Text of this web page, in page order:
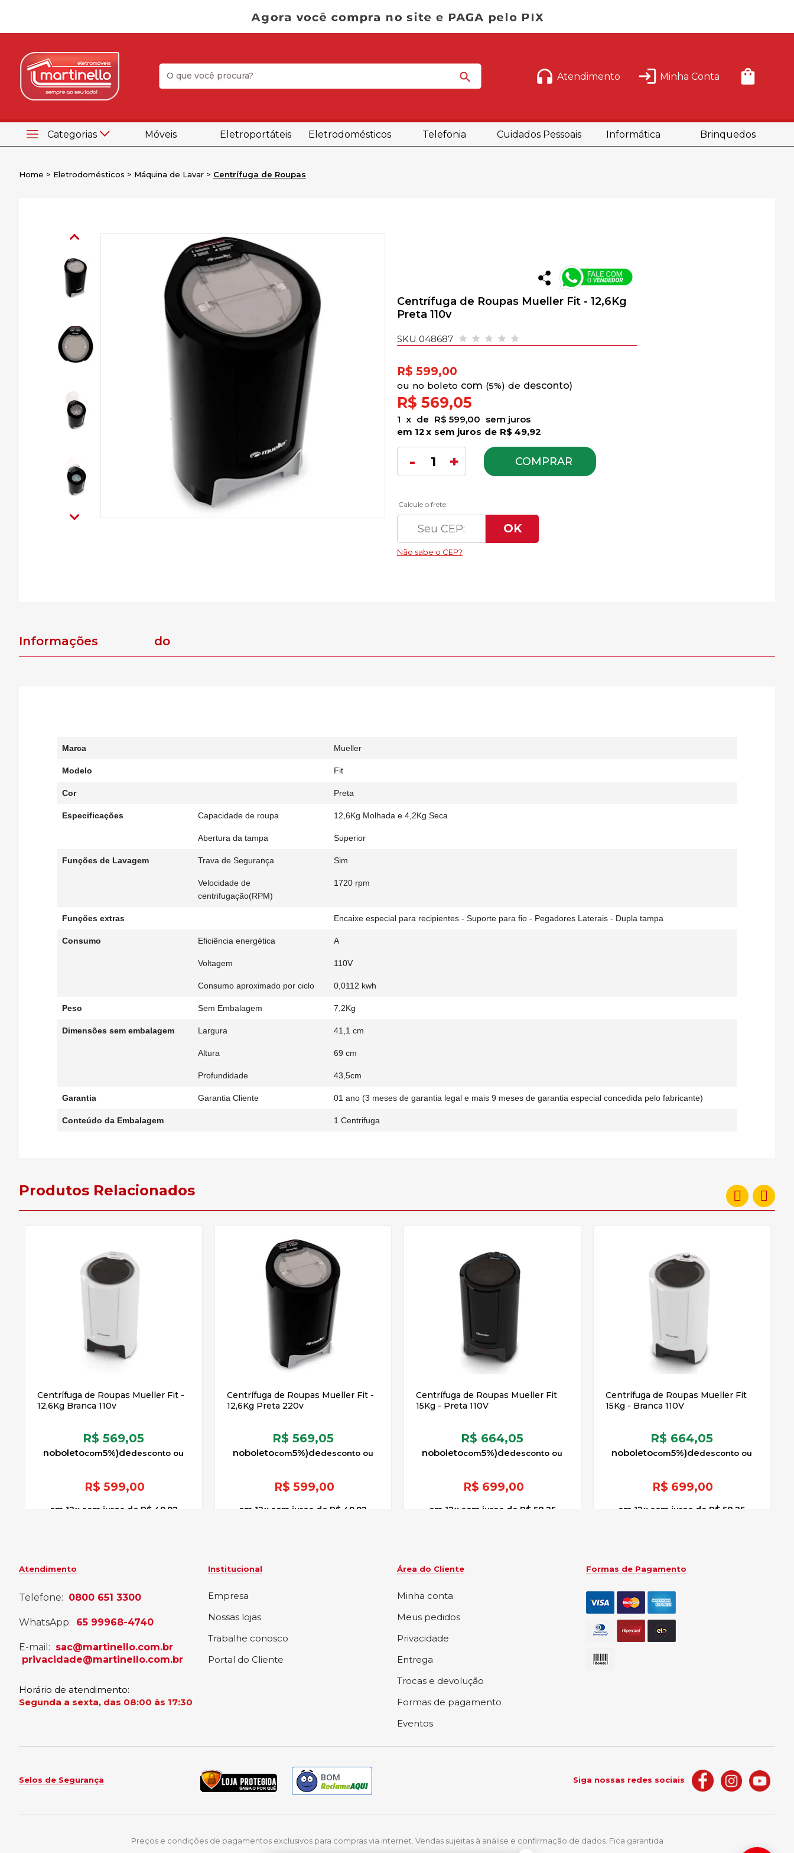
Atendimento Minha Conta
Categorias Móveis Eletroportáteis Eletrodomésticos Telefonia Cuidados Pessoais Informática Brinquedos
Home Eletrodomésticos Máquina de Lavar Centrífuga de Roupas
Centrífuga de Roupas Mueller Fit - 12,6Kg
Preta 110v
SKU 048687
R$ 599,00
1 x de R$ 599,00 sem juros
12x de R$ 49,92
sem juros
R$ 569,05
de
5%)
no boleto
COMPRAR
Informações do
Marca Mueller
Modelo Fit
Cor Preta
Especificações Capacidade de roupa 12,6Kg Molhada e 4,2Kg Seca
Abertura da tampa Superior
Funções de Lavagem Trava de Segurança Sim
Velocidade de
centrifugação(RPM)
1720 rpm
Funções extras Encaixe especial para recipientes - Suporte para fio - Pegadores Laterais - Dupla tampa
Consumo Eficiência energética A
Voltagem 110V
Consumo aproximado por ciclo 0,0112 kwh
Peso Sem Embalagem 7,2Kg
Dimensões sem embalagem Largura 41,1 cm
Altura 69 cm
Profundidade 43,5cm
Garantia Garantia Cliente 01 ano (3 meses de garantia legal e mais 9 meses de garantia especial concedida pelo fabricante)
Conteúdo da Embalagem 1 Centrifuga
Produtos Relacionados
Centrífuga de Roupas Mueller Fit -
12,6Kg Branca 110v
R$ 569,05
de
5%)
noboleto
R$ 599,00
12x de R$ 49,92
sem juros
Centrífuga de Roupas Mueller Fit -
12,6Kg Preta 220v
R$ 569,05
de
5%)
noboleto
R$ 599,00
12x de R$ 49,92
sem juros
Centrífuga de Roupas Mueller Fit
15Kg - Preta 110V
R$ 664,05
de
5%)
noboleto
R$ 699,00
12x de R$ 58,25
sem juros
Centrífuga de Roupas Mueller Fit
15Kg - Branca 110V
R$ 664,05
de
5%)
noboleto
R$ 699,00
12x de R$ 58,25
sem juros
Atendimento
Telefone: 0800 651 3300
WhatsApp: 65 99968-4740
E-mail: sac@martinello.com.br
privacidade@martinello.com.br
Horário de atendimento:
Segunda a sexta, das 08:00 às 17:30
Institucional
Empresa
Nossas lojas
Trabalhe conosco
Portal do Cliente
Área do Cliente
Minha conta
Meus pedidos
Privacidade
Entrega
Trocas e devolução
Formas de pagamento
Eventos
Formas de Pagamento
Selos de Segurança BOM Siga nossas redes sociais
Preços e condições de pagamentos exclusivos para compras via internet. Vendas sujeitas à análise e confirmação de dados. Fica garantida